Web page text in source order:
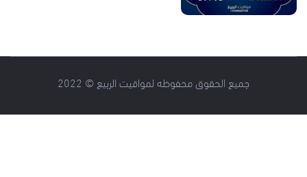
جميع الحقوق محفوظه لمواقيت الربيع © 2022